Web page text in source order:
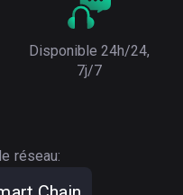
Disponible 24h/24,
7j/7
réseau: